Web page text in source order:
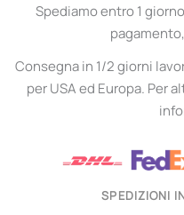
Spediamo entro 1
Consegna in 1/2 giorni
per USA ed Europa. Per
SPEDIZIONI